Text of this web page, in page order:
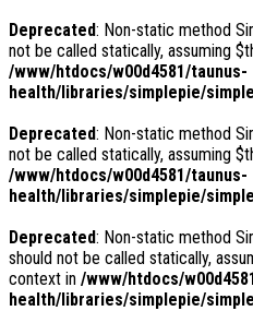
Deprecated: Non-static method
not be called statically, assuming
/www/htdocs/w00d4581/taunus-
health/libraries/simplepie/
Deprecated: Non-static method
not be called statically, assuming
/www/htdocs/w00d4581/taunus-
health/libraries/simplepie/
Deprecated: Non-static method
should not be called statically,
context in /www/htdocs/
health/libraries/simplepie/